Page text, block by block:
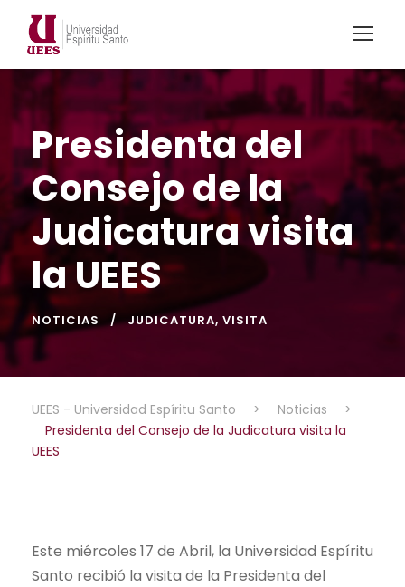
Presidenta del
Consejo de la
Judicatura visita
la UEES
NOTICIAS JUDICATURA, VISITA
UEES - Universidad Espíritu Santo > Noticias
>
Presidenta del Consejo de la Judicatura visita la
UEES
Este miércoles 17 de Abril, la Universidad Espíritu
Santo recibió la visita de la Presidenta del